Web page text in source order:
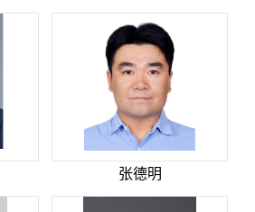
张德明